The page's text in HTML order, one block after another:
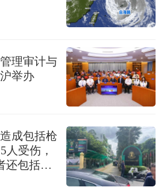
理审计与
举办
成包括枪
人受伤，
还包括3